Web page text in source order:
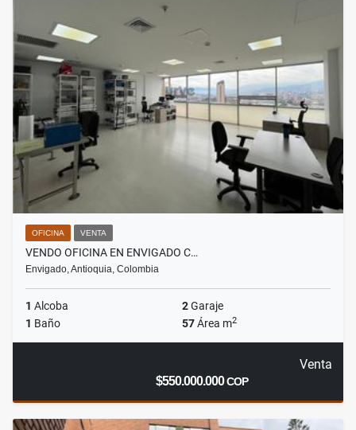
OFICINA VENTA
VENDO OFICINA EN ENVIGADO C…
Envigado, Antioquia, Colombia
1 Alcoba 2Garaje
1 Baño 57Área m2
Venta
$550.000.000COP